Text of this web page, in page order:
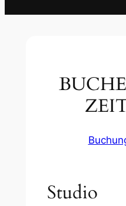
Skip Booking
Studio